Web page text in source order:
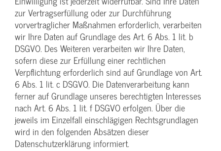
zur Vertragserfüllung oder zur Durchführung
vorvertraglicher Maßnahmen erforderlich, verarbeiten
wir Ihre Daten auf Grundlage des Art. 6 Abs. 1 lit. b
DSGVO. Des Weiteren verarbeiten wir Ihre Daten,
sofern diese zur Erfüllung einer rechtlichen
Verpflichtung erforderlich sind auf Grundlage von Art.
6 Abs. 1 lit. c DSGVO. Die Datenverarbeitung kann
ferner auf Grundlage unseres berechtigten Interesses
nach Art. 6 Abs. 1 lit. f DSGVO erfolgen. Über die
jeweils im Einzelfall einschlägigen Rechtsgrundlagen
wird in den folgenden Absätzen dieser
Datenschutzerklärung informiert.